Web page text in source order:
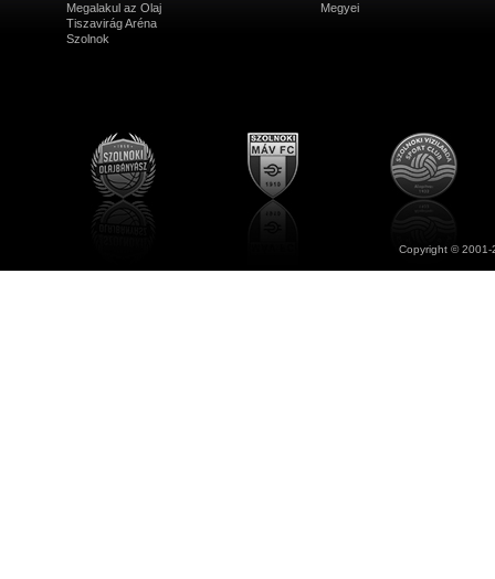
Megalakul az Olaj
Tiszavirág Aréna
Szolnok
Megyei
Copyright ©